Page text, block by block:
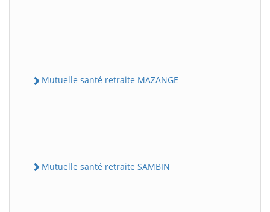
Mutuelle santé retraite MAZANGE
Mutuelle santé retraite SAMBIN